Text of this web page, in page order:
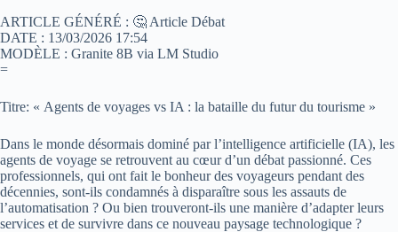
ARTICLE GÉNÉRÉ : 🤔 Article Débat
DATE : 13/03/2026 17:54
MODÈLE : Granite 8B via LM Studio
=
Titre: « Agents de voyages vs IA : la bataille du futur du tourisme »
Dans le monde désormais dominé par l’intelligence artificielle (IA), les
agents de voyage se retrouvent au cœur d’un débat passionné. Ces
professionnels, qui ont fait le bonheur des voyageurs pendant des
décennies, sont-ils condamnés à disparaître sous les assauts de
l’automatisation ? Ou bien trouveront-ils une manière d’adapter leurs
services et de survivre dans ce nouveau paysage technologique ?